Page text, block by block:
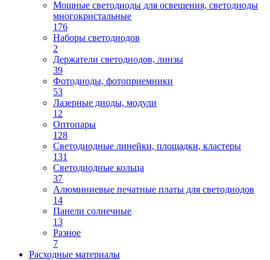
Мощные светодиоды для освещения, светодиоды
многокристальные
176
Наборы светодиодов
2
Держатели светодиодов, линзы
39
Фотодиоды, фотоприемники
53
Лазерные диоды, модули
12
Оптопары
128
Светодиодные линейки, площадки, кластеры
131
Светодиодные кольца
37
Алюминиевые печатные платы для светодиодов
14
Панели солнечные
13
Разное
7
Расходные материалы